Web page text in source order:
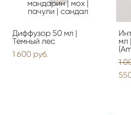
мандарин | мох |
пачули | сандал
Диффузор 50 мл |
Темный лес
1 600 pуб.
мл
1